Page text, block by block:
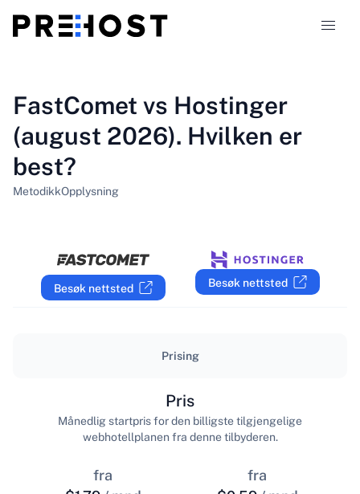
Sammenligninger
NO
FastComet vs Hostinger
(august 2026). Hvilken er
best?
MetodikkOpplysning
Besøk nettsted Besøk nettsted
Prising
fra
Pris
Månedlig startpris for den billigste tilgjengelige
webhotellplanen fra denne tilbyderen.
fra